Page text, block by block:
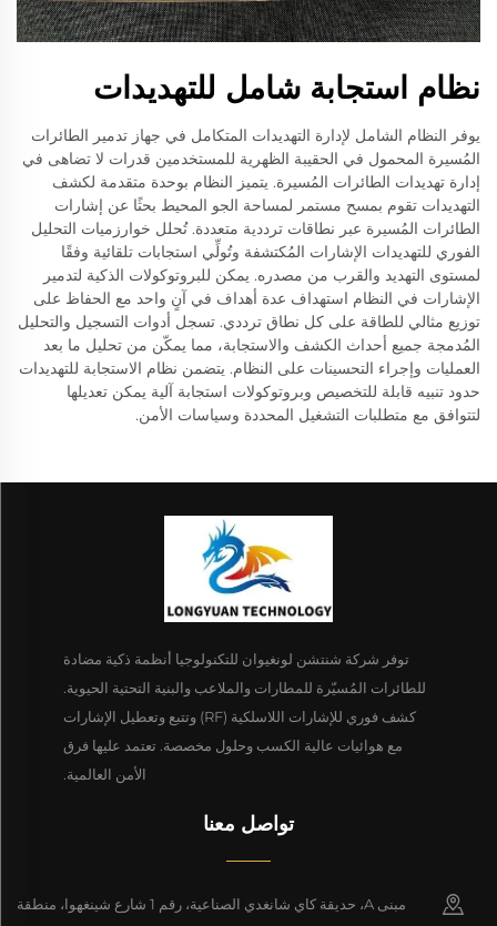
نظام استجابة شامل للتهديدات
يوفر النظام الشامل لإدارة التهديدات المتكامل في جهاز تدمير الطائرات
المُسيرة المحمول في الحقيبة الظهرية للمستخدمين قدرات لا تضاهى في
إدارة تهديدات الطائرات المُسيرة. يتميز النظام بوحدة متقدمة لكشف
التهديدات تقوم بمسح مستمر لمساحة الجو المحيط بحثًا عن إشارات
الطائرات المُسيرة عبر نطاقات ترددية متعددة. تُحلل خوارزميات التحليل
الفوري للتهديدات الإشارات المُكتشفة وتُولِّي استجابات تلقائية وفقًا
لمستوى التهديد والقرب من مصدره. يمكن للبروتوكولات الذكية لتدمير
الإشارات في النظام استهداف عدة أهداف في آنٍ واحد مع الحفاظ على
توزيع مثالي للطاقة على كل نطاق ترددي. تسجل أدوات التسجيل والتحليل
المُدمجة جميع أحداث الكشف والاستجابة، مما يمكّن من تحليل ما بعد
العمليات وإجراء التحسينات على النظام. يتضمن نظام الاستجابة للتهديدات
حدود تنبيه قابلة للتخصيص وبروتوكولات استجابة آلية يمكن تعديلها
لتتوافق مع متطلبات التشغيل المحددة وسياسات الأمن.
توفر شركة شنتشن لونغيوان للتكنولوجيا أنظمة ذكية مضادة
للطائرات المُسيّرة للمطارات والملاعب والبنية التحتية الحيوية.
كشف فوري للإشارات اللاسلكية (RF) وتتبع وتعطيل الإشارات
مع هوائيات عالية الكسب وحلول مخصصة. تعتمد عليها فرق
الأمن العالمية.
تواصل معنا
مبنى A، حديقة كاي شانغدي الصناعية، رقم 1 شارع شينغهوا، منطقة